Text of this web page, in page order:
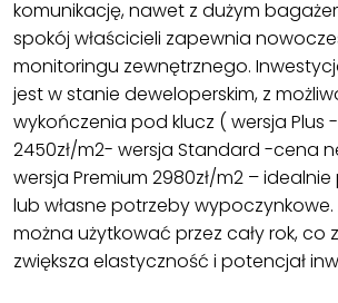
komunikację, nawet z dużym
spokój właścicieli zapewnia
monitoringu zewnętrznego.
jest w stanie deweloperskim, z
wykończenia pod klucz ( wersja Plus
2450zł/m2- wersja Standard -cena
wersja Premium 2980zł/m2 –
lub własne potrzeby
można użytkować przez cały rok, co
zwiększa elastyczność i potencjał